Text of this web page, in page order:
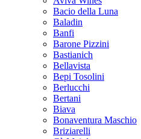
Bacio della Luna
Baladin
Banfi
Barone Pizzini
Bastianich
Bellavista
Bepi Tosolini
Berlucchi
Bertani
Biava
Bonaventura Maschio
Briziarelli